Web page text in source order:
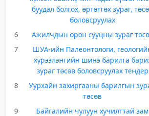
буудал болгох, өргөтгөх зураг,
боловсруулах
6 Ажилчдын орон сууцны зураг
7
ШУА-ийн Палеонтологи,
хүрээлэнгийн шинэ барилга
зураг төсөв боловсруулах тендер
8
Уурхайн захиргааны барилгын
төсөв
9
Байгалийн чулуун хучилттай зам